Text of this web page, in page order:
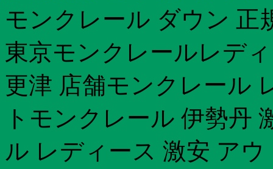
モンクレール ダウン 正
東京モンクレールレデ
更津 店舗モンクレール
トモンクレール 伊勢丹
ル レディース 激安 ア